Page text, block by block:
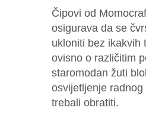
Čipovi od
osigurava da se
ukloniti bez ikakvih
ovisno o različitim
staromodan žuti
osvijetljenje
trebali obratiti.